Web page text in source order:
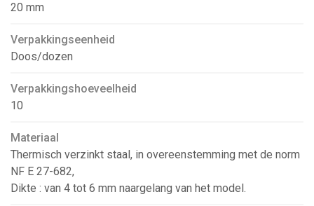
20 mm
Verpakkingseenheid
Doos/dozen
Verpakkingshoeveelheid
10
Materiaal
Thermisch verzinkt staal, in overeenstemming met de norm
NF E 27-682,
Dikte : van 4 tot 6 mm naargelang van het model.